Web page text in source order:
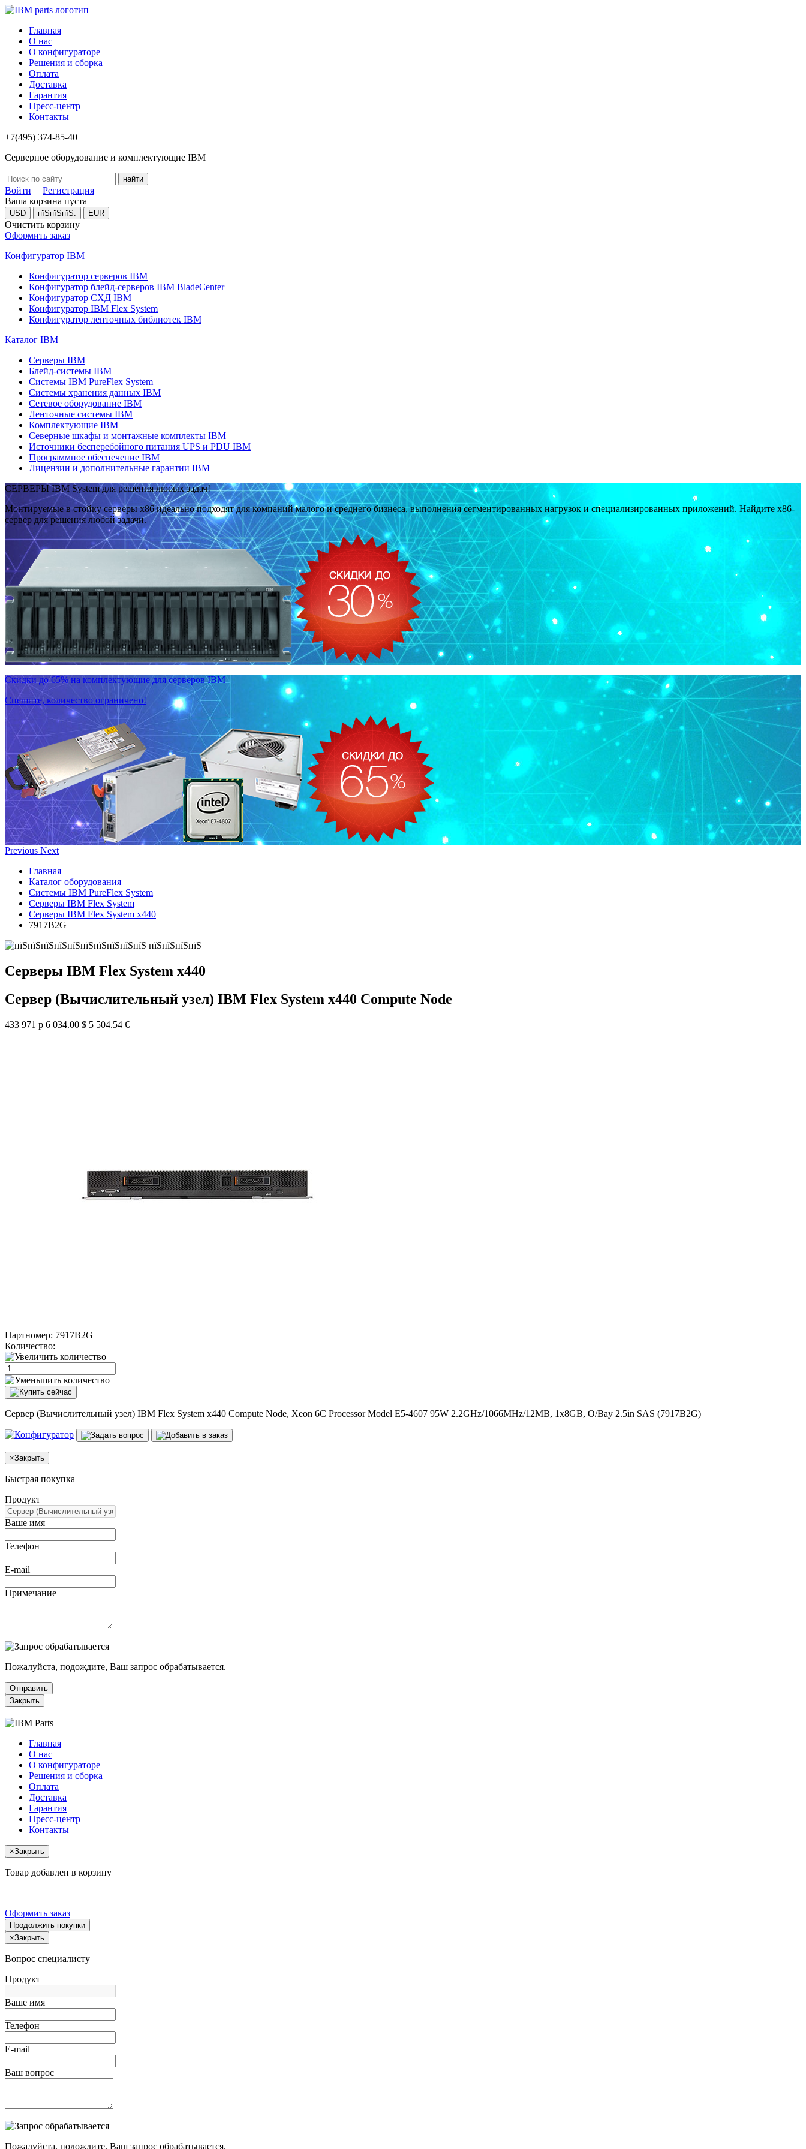
Главная
О нас
О конфигураторе
Решения и сборка
Оплата
Доставка
Гарантия
Пресс-центр
Контакты
+7(495) 374-85-40
Серверное оборудование и комплектующие IBM
Войти | Регистрация
Ваша корзина пуста
USD пїЅпїЅпїЅ. EUR
Очистить корзину
Оформить заказ
Конфигуратор IBM
Конфигуратор серверов IBM
Конфигуратор блейд-серверов IBM BladeCenter
Конфигуратор СХД IBM
Конфигуратор IBM Flex System
Конфигуратор ленточных библиотек IBM
Каталог IBM
Серверы IBM
Блейд-системы IBM
Системы IBM PureFlex System
Системы хранения данных IBM
Сетевое оборудование IBM
Ленточные системы IBM
Комплектующие IBM
Северные шкафы и монтажные комплекты IBM
Источники бесперебойного питания UPS и PDU IBM
Программное обеспечение IBM
Лицензии и дополнительные гарантии IBM
СЕРВЕРЫ IBM System для решения любых задач!
Монтируемые в стойку серверы x86 идеально подходят для компаний малого и среднего бизнеса, выполнения сегментированных нагрузок и специализированных приложений. Найдите x86-
сервер для решения любой задачи.
Скидки до 65% на комплектующие для серверов IBM
Спешите, количество ограничено!
Previous Next
Главная
Каталог оборудования
Системы IBM PureFlex System
Серверы IBM Flex System
Серверы IBM Flex System x440
7917B2G
Серверы IBM Flex System x440
Сервер (Вычислительный узел) IBM Flex System x440 Compute Node
433 971 р 6 034.00 $ 5 504.54 €
Партномер: 7917B2G
Количество:
Сервер (Вычислительный узел) IBM Flex System x440 Compute Node, Xeon 6C Processor Model E5-4607 95W 2.2GHz/1066MHz/12MB, 1x8GB, O/Bay 2.5in SAS (7917B2G)
×Закрыть
Быстрая покупка
Продукт
Ваше имя
Телефон
E-mail
Примечание
Пожалуйста, подождите, Ваш запрос обрабатывается.
Отправить
Закрыть
Главная
О нас
О конфигураторе
Решения и сборка
Оплата
Доставка
Гарантия
Пресс-центр
Контакты
×Закрыть
Товар добавлен в корзину
Оформить заказ
Продолжить покупки
×Закрыть
Вопрос специалисту
Продукт
Ваше имя
Телефон
E-mail
Ваш вопрос
Пожалуйста, подождите, Ваш запрос обрабатывается.